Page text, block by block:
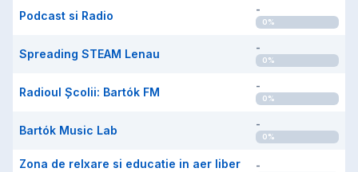
Podcast si Radio -
0%
Spreading STEAM Lenau -
0%
Radioul Școlii: Bartók FM -
0%
Bartók Music Lab -
0%
Zona de relxare si educatie in aer liber
-